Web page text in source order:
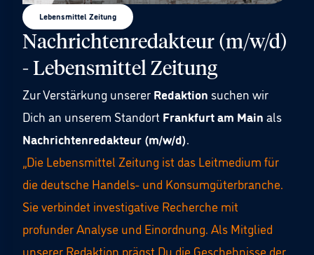
Lebensmittel Zeitung
Nachrichtenredakteur (m/w/d)
- Lebensmittel Zeitung
Zur Verstärkung unserer Redaktion suchen wir
Dich an unserem Standort Frankfurt am Main als
Nachrichtenredakteur (m/w/d).
„Die Lebensmittel Zeitung ist das Leitmedium für
die deutsche Handels- und Konsumgüterbranche.
Sie verbindet investigative Recherche mit
profunder Analyse und Einordnung. Als Mitglied
unserer Redaktion prägst Du die Geschehnisse der